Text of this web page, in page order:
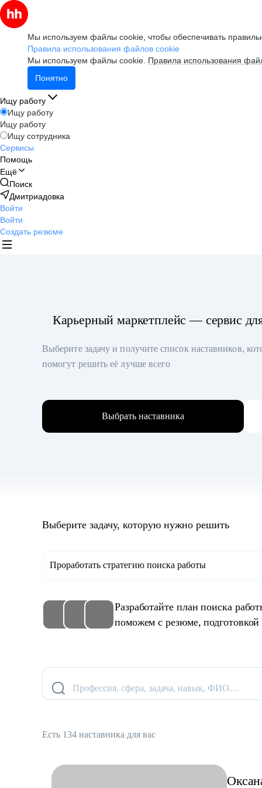
Мы используем файлы cookie, чтобы обеспечивать
Правила использования файлов cookie
Мы используем файлы cookie. Правила использования
Понятно
Ищу работу
Ищу работу
Ищу работу
Ищу сотрудника
Сервисы
Помощь
Ещё
Поиск
Дмитриадовка
Войти
Войти
Создать резюме
Карьерный маркетплейс — сервис
Выберите задачу и получите список наставников,
помогут решить её лучше всего
Выбрать наставника
Выберите задачу, которую нужно решить
Проработать стратегию поиска работы
Разработайте план поиска
поможем с резюме,
Профессия, сфера, задача, навык, ФИО…
Есть 134 наставника для вас